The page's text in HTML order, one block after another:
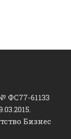
61133
Бизнес